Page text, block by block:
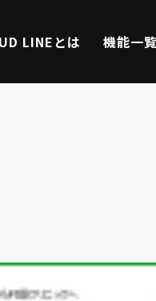
LINEとは 機能一覧